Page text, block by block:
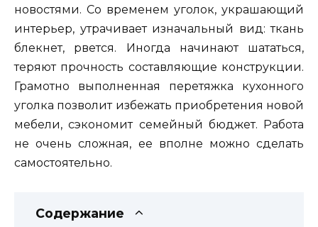
новостями. Со временем уголок, украшающий
интерьер, утрачивает изначальный вид: ткань
блекнет, рвется. Иногда начинают шататься,
теряют прочность составляющие конструкции.
Грамотно выполненная перетяжка кухонного
уголка позволит избежать приобретения новой
мебели, сэкономит семейный бюджет. Работа
не очень сложная, ее вполне можно сделать
самостоятельно.
Содержание